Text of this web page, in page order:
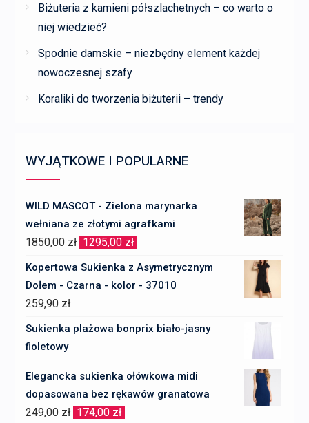
Biżuteria z kamieni półszlachetnych – co warto o
niej wiedzieć?
Spodnie damskie – niezbędny element każdej
nowoczesnej szafy
Koraliki do tworzenia biżuterii – trendy
WYJĄTKOWE I POPULARNE
WILD MASCOT - Zielona marynarka
wełniana ze złotymi agrafkami
1850,00zł Pierwotna
cena
wynosiła:
1295,00 zł
cena
wynosi:
Kopertowa Sukienka z Asymetrycznym
Dołem - Czarna - kolor - 37010
259,90 zł
Sukienka plażowa bonprix biało-jasny
fioletowy
Elegancka sukienka ołówkowa midi
dopasowana bez rękawów granatowa
249,00zł Pierwotna
174,00 zł